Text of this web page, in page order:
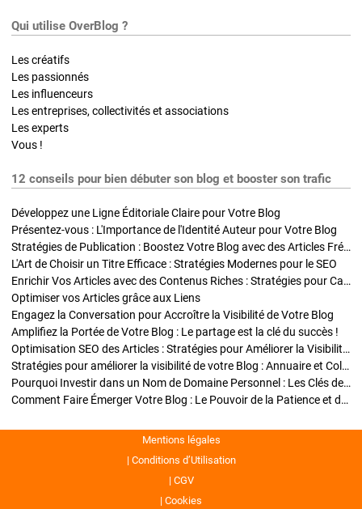
Qui utilise OverBlog ?
Les créatifs
Les passionnés
Les influenceurs
Les entreprises, collectivités et associations
Les experts
Vous !
12 conseils pour bien débuter son blog et booster son trafic
Développez une Ligne Éditoriale Claire pour Votre Blog
Présentez-vous : L'Importance de l'Identité Auteur pour Votre Blog
Stratégies de Publication : Boostez Votre Blog avec des Articles Fréquents et Exclusifs
L'Art de Choisir un Titre Efficace : Stratégies Modernes pour le SEO
Enrichir Vos Articles avec des Contenus Riches : Stratégies pour Captiver et Optimiser
Optimiser vos Articles grâce aux Liens
Engagez la Conversation pour Accroître la Visibilité de Votre Blog
Amplifiez la Portée de Votre Blog : Le partage est la clé du succès !
Optimisation SEO des Articles : Stratégies pour Améliorer la Visibilité de Votre Blog
Stratégies pour améliorer la visibilité de votre Blog : Annuaire et Collaborations
Pourquoi Investir dans un Nom de Domaine Personnel : Les Clés de la Réussite de Votre Blog
Comment Faire Émerger Votre Blog : Le Pouvoir de la Patience et de la Persévérance
Mentions légales
Conditions d’Utilisation
CGV
Cookies